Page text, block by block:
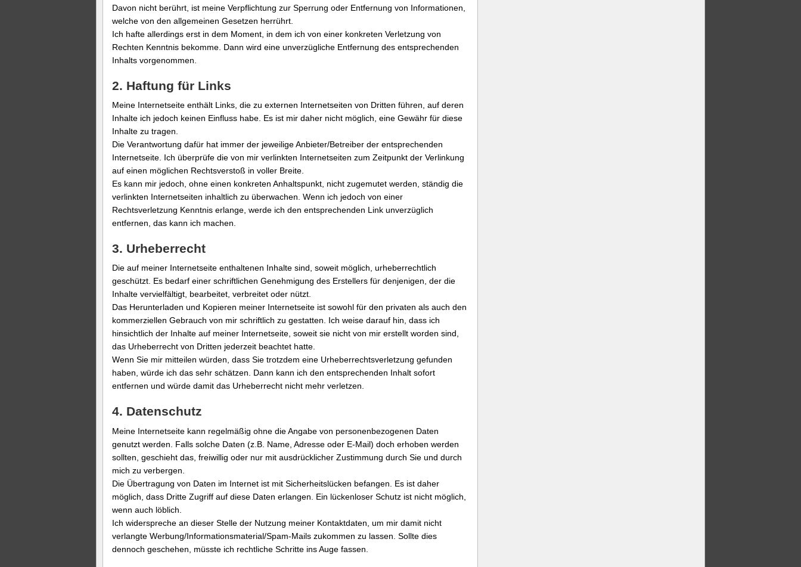
Davon nicht berührt, ist meine Verpflichtung zur Sperrung oder Entfernung von Informationen,
welche von den allgemeinen Gesetzen herrührt.
Ich hafte allerdings erst in dem Moment, in dem ich von einer konkreten Verletzung von
Rechten Kenntnis bekomme. Dann wird eine unverzügliche Entfernung des entsprechenden
Inhalts vorgenommen.
2. Haftung für Links
Meine Internetseite enthält Links, die zu externen Internetseiten von Dritten führen, auf deren
Inhalte ich jedoch keinen Einfluss habe. Es ist mir daher nicht möglich, eine Gewähr für diese
Inhalte zu tragen.
Die Verantwortung dafür hat immer der jeweilige Anbieter/Betreiber der entsprechenden
Internetseite. Ich überprüfe die von mir verlinkten Internetseiten zum Zeitpunkt der Verlinkung
auf einen möglichen Rechtsverstoß in voller Breite.
Es kann mir jedoch, ohne einen konkreten Anhaltspunkt, nicht zugemutet werden, ständig die
verlinkten Internetseiten inhaltlich zu überwachen. Wenn ich jedoch von einer
Rechtsverletzung Kenntnis erlange, werde ich den entsprechenden Link unverzüglich
entfernen, das kann ich machen.
3. Urheberrecht
Die auf meiner Internetseite enthaltenen Inhalte sind, soweit möglich, urheberrechtlich
geschützt. Es bedarf einer schriftlichen Genehmigung des Erstellers für denjenigen, der die
Inhalte vervielfältigt, bearbeitet, verbreitet oder nützt.
Das Herunterladen und Kopieren meiner Internetseite ist sowohl für den privaten als auch den
kommerziellen Gebrauch von mir schriftlich zu gestatten. Ich weise darauf hin, dass ich
hinsichtlich der Inhalte auf meiner Internetseite, soweit sie nicht von mir erstellt worden sind,
das Urheberrecht von Dritten jederzeit beachtet hatte.
Wenn Sie mir mitteilen würden, dass Sie trotzdem eine Urheberrechtsverletzung gefunden
haben, würde ich das sehr schätzen. Dann kann ich den entsprechenden Inhalt sofort
entfernen und würde damit das Urheberrecht nicht mehr verletzen.
4. Datenschutz
Meine Internetseite kann regelmäßig ohne die Angabe von personenbezogenen Daten
genutzt werden. Falls solche Daten (z.B. Name, Adresse oder E-Mail) doch erhoben werden
sollten, geschieht das, freiwillig oder nur mit ausdrücklicher Zustimmung durch Sie und durch
mich zu verbergen.
Die Übertragung von Daten im Internet ist mit Sicherheitslücken befangen. Es ist daher
möglich, dass Dritte Zugriff auf diese Daten erlangen. Ein lückenloser Schutz ist nicht möglich,
wenn auch löblich.
Ich widerspreche an dieser Stelle der Nutzung meiner Kontaktdaten, um mir damit nicht
verlangte Werbung/Informationsmaterial/Spam-Mails zukommen zu lassen. Sollte dies
dennoch geschehen, müsste ich rechtliche Schritte ins Auge fassen.